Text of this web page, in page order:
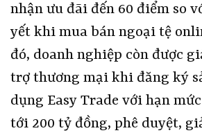
nhận ưu đãi đến 60 điểm so
yết khi mua bán ngoại tệ
đó, doanh nghiệp còn được
trợ thương mại khi đăng ký
dụng Easy Trade với hạn
tới 200 tỷ đồng, phê duyệt,